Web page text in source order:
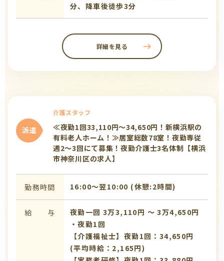
分、降車後徒歩3分
詳細を見る
派遣
介護スタッフ
≪夜勤1回33,110円～34,650円！新横浜駅の
有料老人ホーム！≫居室総数78室！夜勤専従
週2～3回にて募集！夜勤介護士3名体制【横浜
市神奈川区の求人】
勤務時間 16:00〜翌10:00 (休憩:2時間)
給 与
夜勤一回 3万3,110円 〜 3万4,650円
・夜勤1回
【介護福祉士】夜勤1回：34,650円
(平均時給：2,165円)